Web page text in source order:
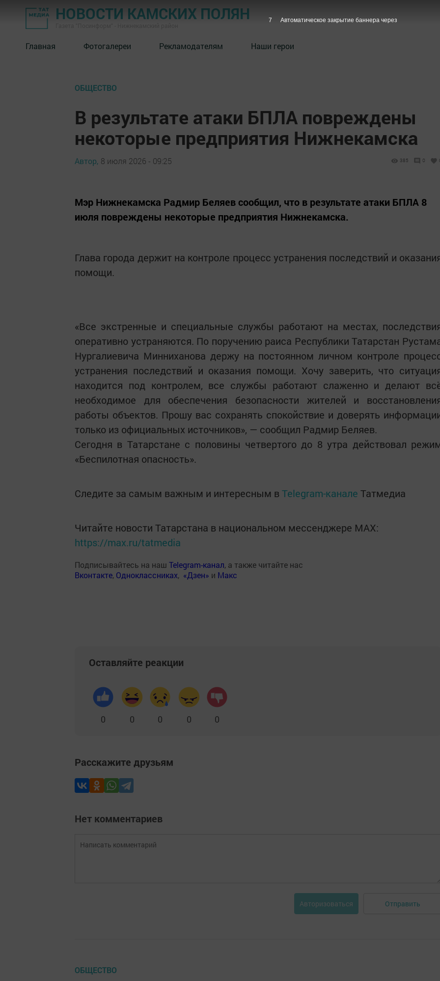
НОВОСТИ КАМСКИХ ПОЛЯН
Главная Фотогалереи Рекламодателям Наши герои
ОБЩЕСТВО
В результате атаки БПЛА повреждены
некоторые предприятия Нижнекамска
Автор, 8 июля 2026 - 09:25 385 0
Мэр Нижнекамска Радмир Беляев сообщил, что в результате атаки БПЛА 8
июля повреждены некоторые предприятия Нижнекамска.
Глава города держит на контроле процесс устранения последствий и
помощи.
«Все экстренные и специальные службы работают на местах,
оперативно устраняются. По поручению раиса Республики Татарстан
Нургалиевича Минниханова держу на постоянном личном контроле
устранения последствий и оказания помощи. Хочу заверить, что
находится под контролем, все службы работают слаженно и делают
необходимое для обеспечения безопасности жителей и
работы объектов. Прошу вас сохранять спокойствие и доверять
только из официальных источников», — сообщил Радмир Беляев.
Сегодня в Татарстане с половины четвертого до 8 утра действовал
«Беспилотная опасность».
Следите за самым важным и интересным в Telegram-канале Татмедиа
Читайте новости Татарстана в национальном мессенджере MАХ:
https://max.ru/tatmedia
Подписывайтесь на наш Telegram-канал, а также читайте нас
Вконтакте, Одноклассниках, «Дзен» и Макс
Оставляйте реакции
0 0 0 0 0
Расскажите друзьям
Нет комментариев
Авторизоваться Отправить
ОБЩЕСТВО
6 Автоматическое закрытие баннера через